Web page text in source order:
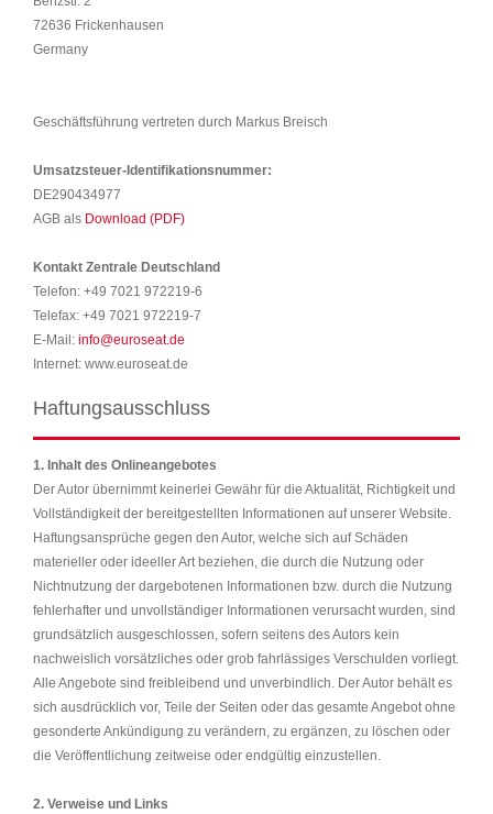
72636 Frickenhausen
Germany
Geschäftsführung vertreten durch Markus Breisch
Umsatzsteuer-Identifikationsnummer:
DE290434977
AGB als Download (PDF)
Kontakt Zentrale Deutschland
Telefon: +49 7021 972219-6
Telefax: +49 7021 972219-7
E-Mail: info@euroseat.de
Internet: www.euroseat.de
Haftungsausschluss
1. Inhalt des Onlineangebotes
Der Autor übernimmt keinerlei Gewähr für die Aktualität, Richtigkeit und
Vollständigkeit der bereitgestellten Informationen auf unserer Website.
Haftungsansprüche gegen den Autor, welche sich auf Schäden
materieller oder ideeller Art beziehen, die durch die Nutzung oder
Nichtnutzung der dargebotenen Informationen bzw. durch die Nutzung
fehlerhafter und unvollständiger Informationen verursacht wurden, sind
grundsätzlich ausgeschlossen, sofern seitens des Autors kein
nachweislich vorsätzliches oder grob fahrlässiges Verschulden vorliegt.
Alle Angebote sind freibleibend und unverbindlich. Der Autor behält es
sich ausdrücklich vor, Teile der Seiten oder das gesamte Angebot ohne
gesonderte Ankündigung zu verändern, zu ergänzen, zu löschen oder
die Veröffentlichung zeitweise oder endgültig einzustellen.
2. Verweise und Links